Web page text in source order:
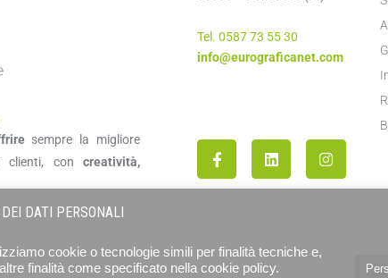
sempre la migliore
clienti, con creatività,
Tel. 0587 73 55 30
info@eurograficanet.com
DATI PERSONALI
cookie o tecnologie simili per finalità tecniche e,
finalità come specificato nella cookie policy.